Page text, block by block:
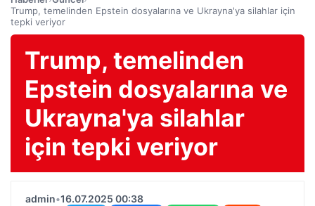
Trump, temelinden Epstein dosyalarına ve Ukrayna'ya silahlar için
tepki veriyor
Trump, temelinden
Epstein dosyalarına ve
Ukrayna'ya silahlar
için tepki veriyor
admin•16.07.2025 00:38